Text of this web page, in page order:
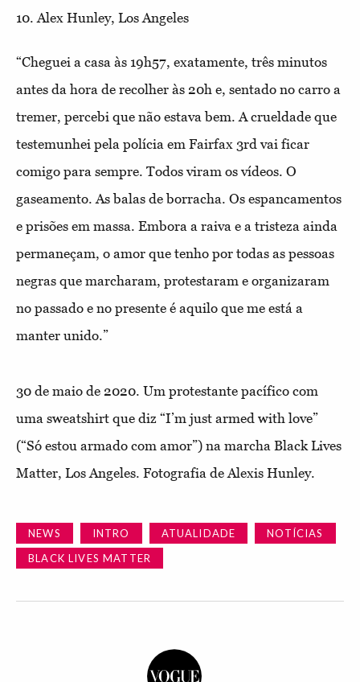
10. Alex Hunley, Los Angeles
“Cheguei a casa às 19h57, exatamente, três minutos
antes da hora de recolher às 20h e, sentado no carro a
tremer, percebi que não estava bem. A crueldade que
testemunhei pela polícia em Fairfax 3rd vai ficar
comigo para sempre. Todos viram os vídeos. O
gaseamento. As balas de borracha. Os espancamentos
e prisões em massa. Embora a raiva e a tristeza ainda
permaneçam, o amor que tenho por todas as pessoas
negras que marcharam, protestaram e organizaram
no passado e no presente é aquilo que me está a
manter unido.”
30 de maio de 2020. Um protestante pacífico com
uma sweatshirt que diz “I’m just armed with love”
(“Só estou armado com amor”) na marcha Black Lives
Matter, Los Angeles. Fotografia de Alexis Hunley.
NEWS INTRO ATUALIDADE
NOTÍCIAS
BLACK LIVES MATTER